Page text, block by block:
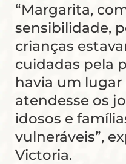
“Margarita,
sensibilidade,
crianças
cuidadas pela
havia um
atendesse os
idosos e
vulneráveis”,
Victoria.